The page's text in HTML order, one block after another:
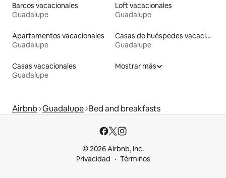
Barcos vacacionales
Guadalupe
Loft vacacionales
Guadalupe
Apartamentos vacacionales
Guadalupe
Casas de huéspedes vacacionales
Guadalupe
Casas vacacionales
Guadalupe
Mostrar más
Airbnb Guadalupe Bed and breakfasts
© 2026 Airbnb, Inc.
Privacidad
Términos